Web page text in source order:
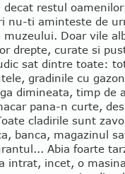
decat restul
nu-ti aminteste de
muzeului. Doar vile
drepte, curate si
sat dintre toate:
gradinile cu
dimineata, timp de
pana-n curte,
cladirile sunt
banca, magazinul
Abia foarte
intrat, incet, o